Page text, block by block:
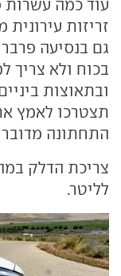
עוד כמה עשרות
זריזות
גם בנסיעה
בכוח ולא צריך
ובתאוצות
תצטרכו לאמץ
התחתונה
לליטר.